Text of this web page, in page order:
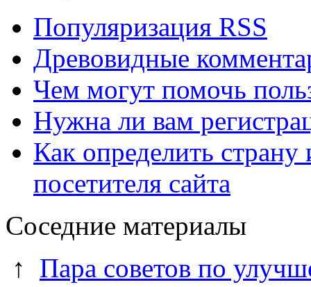
Популяризация RSS
Древовидные
Чем могут помочь
Нужна ли вам
Как определить
посетителя сайта
Соседние материалы
↑ Пара советов по